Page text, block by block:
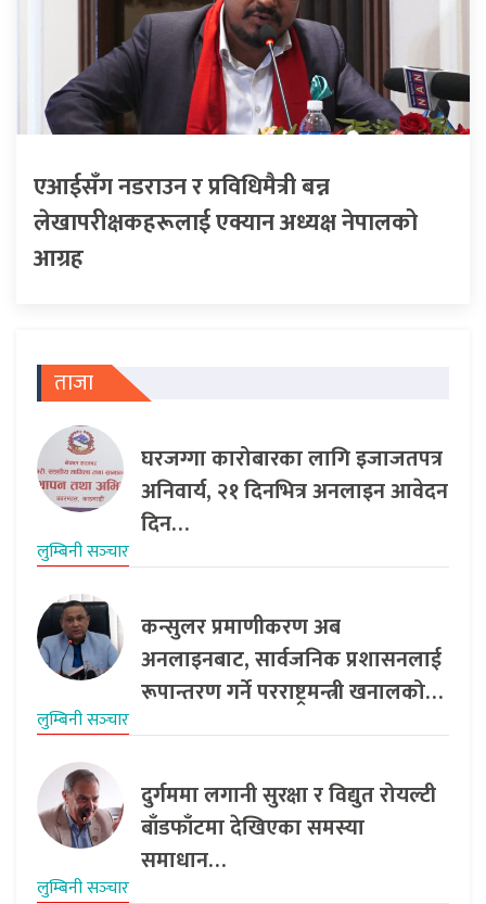
एआईसँग नडराउन र प्रविधिमैत्री बन्न
लेखापरीक्षकहरूलाई एक्यान अध्यक्ष नेपालको
आग्रह
ताजा
घरजग्गा कारोबारका लागि इजाजतपत्र
अनिवार्य, २१ दिनभित्र अनलाइन आवेदन
दिन…
लुम्बिनी सञ्‍चार
कन्सुलर प्रमाणीकरण अब
अनलाइनबाट, सार्वजनिक प्रशासनलाई
रूपान्तरण गर्ने परराष्ट्रमन्त्री खनालको…
लुम्बिनी सञ्‍चार
दुर्गममा लगानी सुरक्षा र विद्युत रोयल्टी
बाँडफाँटमा देखिएका समस्या
समाधान…
लुम्बिनी सञ्‍चार